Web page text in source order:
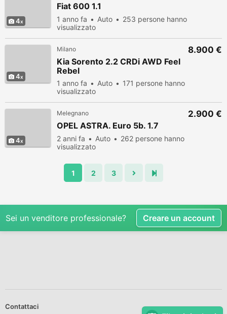
4
Fiat 600 1.1
1 anno fa Auto
253 persone hanno
visualizzato
4
Milano
Kia Sorento 2.2 CRDi AWD Feel
Rebel
1 anno fa Auto
171 persone hanno
visualizzato
8.900 €
4
Melegnano
OPEL ASTRA. Euro 5b. 1.7
2 anni fa Auto
262 persone hanno
visualizzato
2.900 €
1 2 3
Sei un venditore professionale? Creare un account
Contattaci